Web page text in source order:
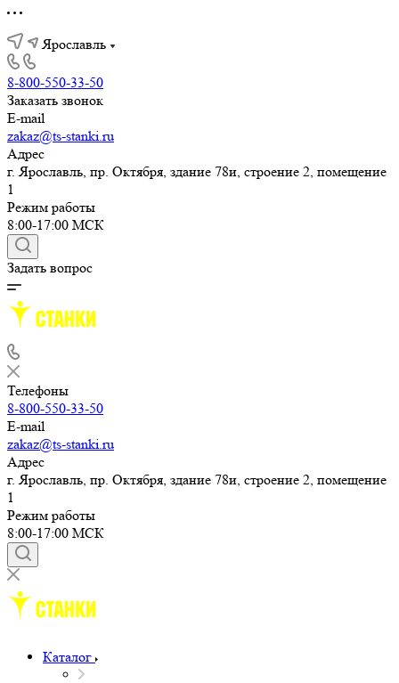
Ярославль
8-800-550-33-50
Заказать звонок
E-mail
zakaz@ts-stanki.ru
Адрес
г. Ярославль, пр. Октября, здание 78и, строение 2, помещение
1
Режим работы
8:00-17:00 МСК
Задать вопрос
Телефоны
8-800-550-33-50
E-mail
zakaz@ts-stanki.ru
Адрес
г. Ярославль, пр. Октября, здание 78и, строение 2, помещение
1
Режим работы
8:00-17:00 МСК
Каталог